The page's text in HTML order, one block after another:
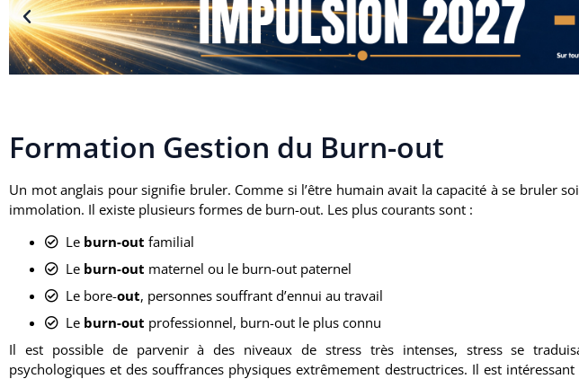
Formation Gestion du Burn-out
Un mot anglais pour signifie bruler. Comme si l’être humain avait la capacité à se bruler
immolation. Il existe plusieurs formes de burn-out. Les plus courants sont :
Le burn-out familial
Le burn-out maternel ou le burn-out paternel
Le bore-out, personnes souffrant d’ennui au travail
Le burn-out professionnel, burn-out le plus connu
Il est possible de parvenir à des niveaux de stress très intenses, stress se
psychologiques et des souffrances physiques extrêmement destructrices. Il est intéressant